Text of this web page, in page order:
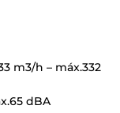
m3/h – máx.332
dBA